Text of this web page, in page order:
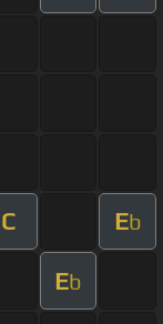
C Eb
Eb